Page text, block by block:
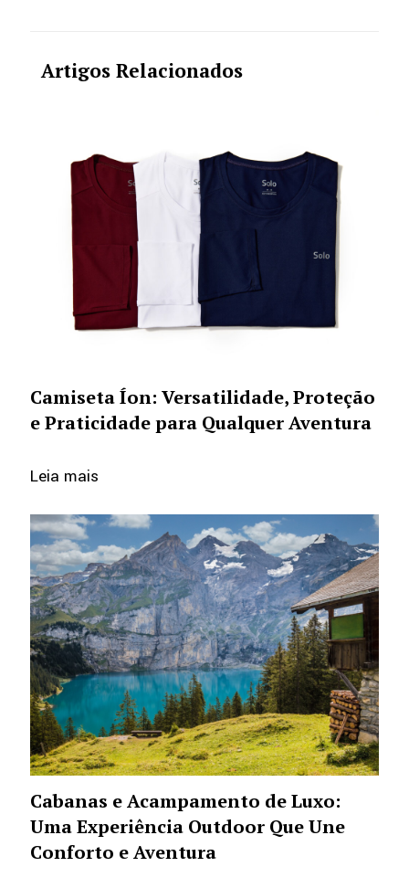
Artigos Relacionados
Camiseta Íon: Versatilidade, Proteção
e Praticidade para Qualquer Aventura
Leia mais
Cabanas e Acampamento de Luxo:
Uma Experiência Outdoor Que Une
Conforto e Aventura